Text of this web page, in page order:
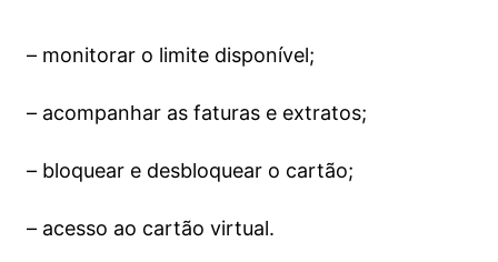
– monitorar o limite disponível;
– acompanhar as faturas e extratos;
– bloquear e desbloquear o cartão;
– acesso ao cartão virtual.